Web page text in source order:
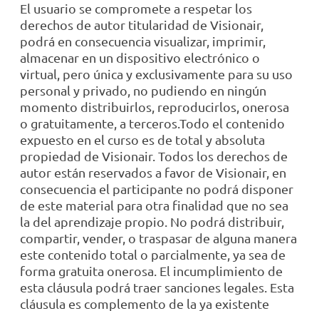
El usuario se compromete a respetar los
derechos de autor titularidad de Visionair,
podrá en consecuencia visualizar, imprimir,
almacenar en un dispositivo electrónico o
virtual, pero única y exclusivamente para su uso
personal y privado, no pudiendo en ningún
momento distribuirlos, reproducirlos, onerosa
o gratuitamente, a terceros.Todo el contenido
expuesto en el curso es de total y absoluta
propiedad de Visionair. Todos los derechos de
autor están reservados a favor de Visionair, en
consecuencia el participante no podrá disponer
de este material para otra finalidad que no sea
la del aprendizaje propio. No podrá distribuir,
compartir, vender, o traspasar de alguna manera
este contenido total o parcialmente, ya sea de
forma gratuita onerosa. El incumplimiento de
esta cláusula podrá traer sanciones legales. Esta
cláusula es complemento de la ya existente